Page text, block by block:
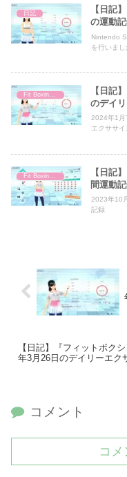
日記
【日記
の運動
Nintendo
を行いまし
【日記
のデイ
2024年1月
エクササ
【日記
間運動
2023年10
記録
【日記】『フィットボク
年3月26日のデイリーエク
コメント
コ